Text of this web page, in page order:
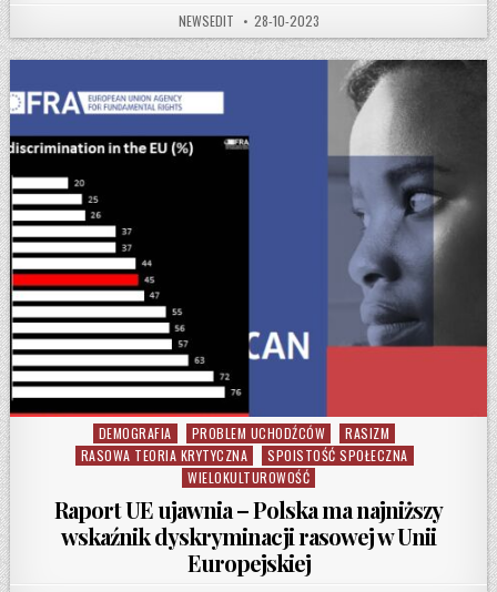
AUTHOR:
NEWSEDIT PUBLISHED DATE:
28-10-2023
Posted in
DEMOGRAFIA PROBLEM UCHODŹCÓW
RASIZM
RASOWA TEORIA KRYTYCZNA
SPOISTOŚĆ SPOŁECZNA
WIELOKULTUROWOŚĆ
Raport UE ujawnia – Polska ma najniższy
wskaźnik dyskryminacji rasowej w Unii
Europejskiej